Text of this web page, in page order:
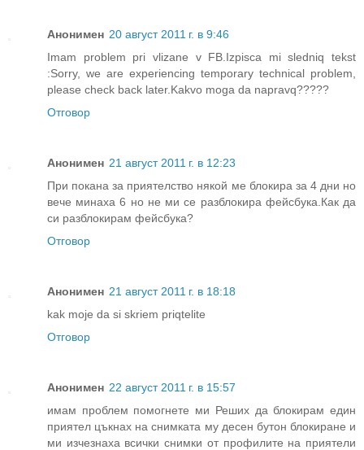
Анонимен 20 август 2011 г. в 9:46
Imam problem pri vlizane v FB.Izpisca mi sledniq tekst
:Sorry, we are experiencing temporary technical problem,
please check back later.Kakvo moga da napravq?????
Отговор
Анонимен 21 август 2011 г. в 12:23
При покана за приятелство някой ме блокира за 4 дни но
вече минаха 6 но не ми се разблокира фейсбука.Как да
си разблокирам фейсбука?
Отговор
Анонимен 21 август 2011 г. в 18:18
kak moje da si skriem priqtelite
Отговор
Анонимен 22 август 2011 г. в 15:57
имам проблем помогнете ми Реших да блокирам един
приятел цъкнах на снимката му десен бутон блокиране и
ми изчезнаха всички снимки от профилите на приятели